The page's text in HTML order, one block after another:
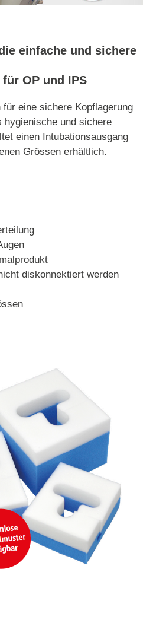
einfache und sichere
OP und IPS
für eine sichere Kopflagerung
hygienische und sichere
einen Intubationsausgang
Grössen erhältlich.
diskonnektiert werden